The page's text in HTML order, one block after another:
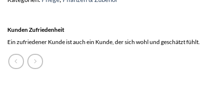
Kunden Zufriedenheit
Ein zufriedener Kunde ist auch ein Kunde, der sich wohl und geschätzt fühlt.